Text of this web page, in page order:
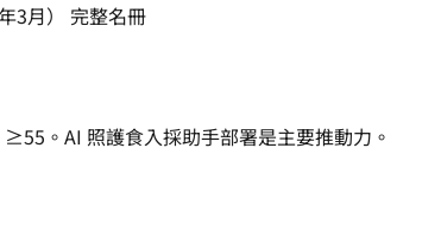
月） 完整名冊
。AI 照護食入採助手部署是主要推動力。